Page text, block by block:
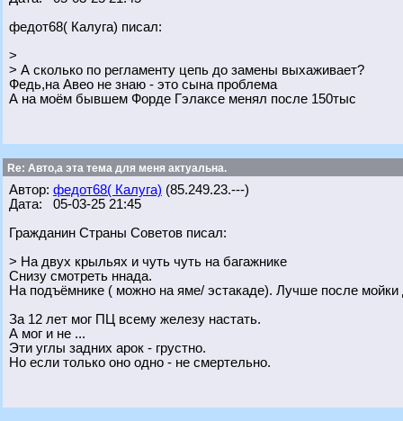
федот68( Калуга) писал:
>
> А сколько по регламенту цепь до замены выхаживает?
Федь,на Авео не знаю - это сына проблема
А на моём бывшем Форде Гэлаксе менял после 150тыс
Re: Авто,а эта тема для меня актуальна.
Автор: федот68( Калуга) (85.249.23.---)
Дата: 05-03-25 21:45
Гражданин Страны Советов писал:
> На двух крыльях и чуть чуть на багажнике
Снизу смотреть ннада.
На подъёмнике ( можно на яме/ эстакаде). Лучше после
За 12 лет мог ПЦ всему железу настать.
А мог и не ...
Эти углы задних арок - грустно.
Но если только оно одно - не смертельно.